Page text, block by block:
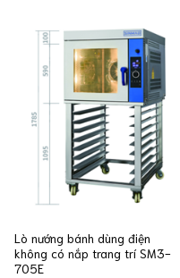
Lò nướng bánh dùng điện
không có nắp trang trí SM3-
705E